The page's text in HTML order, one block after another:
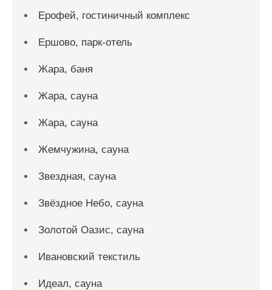
Ерофей, гостиничный комплекс
Ершово, парк-отель
Жара, баня
Жара, сауна
Жара, сауна
Жемчужина, сауна
Звездная, сауна
Звёздное Небо, сауна
Золотой Оазис, сауна
Ивановский текстиль
Идеал, сауна